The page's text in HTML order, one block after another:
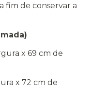
fim de conservar a
x 69 cm de
x 72 cm de